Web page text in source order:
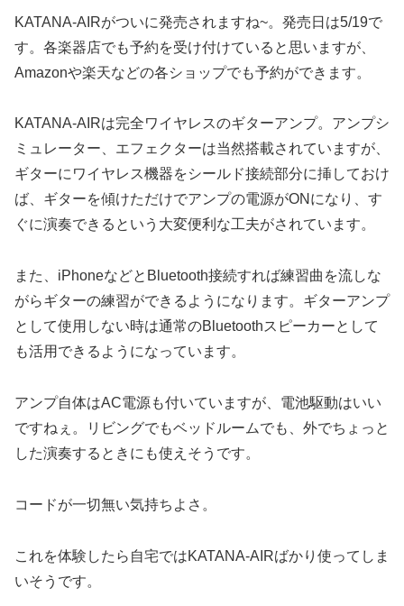
KATANA-AIRがついに発売されますね~。発売日は5/19で
す。各楽器店でも予約を受け付けていると思いますが、
Amazonや楽天などの各ショップでも予約ができます。
KATANA-AIRは完全ワイヤレスのギターアンプ。アンプシ
ミュレーター、エフェクターは当然搭載されていますが、
ギターにワイヤレス機器をシールド接続部分に挿しておけ
ば、ギターを傾けただけでアンプの電源がONになり、す
ぐに演奏できるという大変便利な工夫がされています。
また、iPhoneなどとBluetooth接続すれば練習曲を流しな
がらギターの練習ができるようになります。ギターアンプ
として使用しない時は通常のBluetoothスピーカーとして
も活用できるようになっています。
アンプ自体はAC電源も付いていますが、電池駆動はいい
ですねぇ。リビングでもベッドルームでも、外でちょっと
した演奏するときにも使えそうです。
コードが一切無い気持ちよさ。
これを体験したら自宅ではKATANA-AIRばかり使ってしま
いそうです。